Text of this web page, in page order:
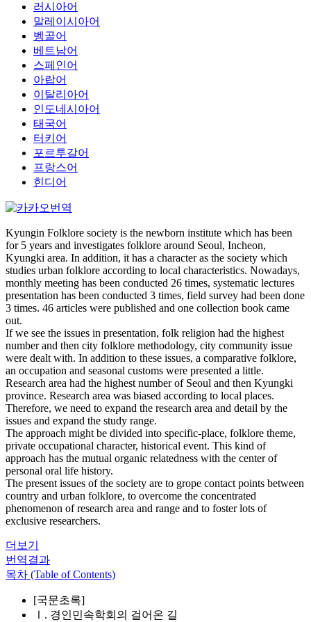
러시아어
말레이시아어
벵골어
베트남어
스페인어
아랍어
이탈리아어
인도네시아어
태국어
터키어
포르투갈어
프랑스어
힌디어
Kyungin Folklore society is the newborn institute which has been
for 5 years and investigates folklore around Seoul, Incheon,
Kyungki area. In addition, it has a character as the society which
studies urban folklore according to local characteristics. Nowadays,
monthly meeting has been conducted 26 times, systematic lectures
presentation has been conducted 3 times, field survey had been done
3 times. 46 articles were published and one collection book came
out.
If we see the issues in presentation, folk religion had the highest
number and then city folklore methodology, city community issue
were dealt with. In addition to these issues, a comparative folklore,
an occupation and seasonal customs were presented a little.
Research area had the highest number of Seoul and then Kyungki
province. Research area was biased according to local places.
Therefore, we need to expand the research area and detail by the
issues and expand the study range.
The approach might be divided into specific-place, folklore theme,
private occupational character, historical event. This kind of
approach has the mutual organic relatedness with the center of
personal oral life history.
The present issues of the society are to grope contact points between
country and urban folklore, to overcome the concentrated
phenomenon of research area and range and to foster lots of
exclusive researchers.
더보기
번역결과
목차 (Table of Contents)
[국문초록]
Ⅰ. 경인민속학회의 걸어온 길